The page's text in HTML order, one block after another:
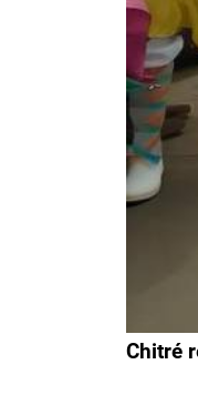
Chitré